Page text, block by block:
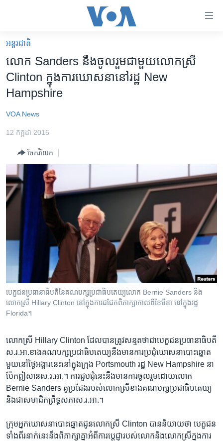
គេហទំព័រ​
ទាក់ទង
និង​
ចូល​
ទំព័រ​
ព័ត៌មាន​​
រំលង​
និង​
ចូល​
ទៅ​
ទៅ​
កាន់​
ទំព័រ​
អាមេរិក
ព្រឹត្តិការណ៍ព័ត៌មាន
ទូរទស្សន៍ / វីដេអូ​
វិទ្យុ / ផតខាសថ៍
Khmer English
បណ្តាញ​សង្គម
ភាសា
អន្តរជាតិ
លោក​ Sanders នឹង​ចូល​រួម​ជាមួយ​លោក​ស្រី​
Clinton ​ក្នុង​ការ​ឃោសនា​នៅ​​រដ្ឋ New
Hampshire
VOA News
12 កក្កដា 2016
ចែករំលែក
បេក្ខជន​ប្រធានាធិបតី​នៃ​គណបក្ស​ប្រជាធិបតេយ្យ​លោក Bernie Sanders និង​
លោក​ស្រី​ Hillary Clinton នៅ​ក្នុង​ការ​ជជែក​ពិភាក្សា​កាល​ពីខែ​មីនា​ នៅក្នុង​រដ្ឋ
Florida។
លោកស្រី​ Hillary Clinton​ ដែល​បាន​ត្រូវ​សន្មត​ថា​ជា​បេក្ខជន​ប្រធានាធិបតី​
ស.រ.អា.​ខាង​គណបក្ស​ប្រជាធិបតេយ្យ​នឹង​មាន​ការ​ប្រជុំ​ឃោសនា​បោះឆ្នោត​
មួយ​នៅ​ថ្ងៃ​អង្គារ​នេះ​នៅ​ក្នុង​ក្រុង​ Portsmouth រដ្ឋ​ New Hampshire នា​
ប៉ែក​ឦសាន​ស.រ.អា.។ ការ​ជួប​ជុំ​នេះនឹង​មាន​ការ​ចូល​រួម​ដោយ​លោក​
Bernie Sanders គូ​ប្រជែង​របស់​លោក​ស្រី​ខាង​គណបក្ស​ប្រជាធិបតេយ្យ​
និង​ជា​សមាជិក​ព្រឹទ្ធសភា​ស.រ.អា.។
ក្រុម​អ្នកឃោសនា​បោះ​ឆ្នោត​ជូន​លោកស្រី​ Clinton ​បាន​និយាយ​ថា​ បេក្ខជន​
ទាំង​ពីរ​នាក់​នេះ​នឹង​ពិភាក្សា​គ្នា​អំពី​ការ​ប្តេជ្ញា​របស់​លោក​និង​លោកស្រី​ក្នុង​ការ​